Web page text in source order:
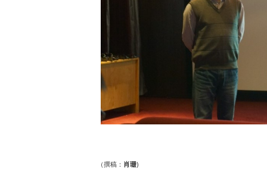
（撰稿： 肖珊)